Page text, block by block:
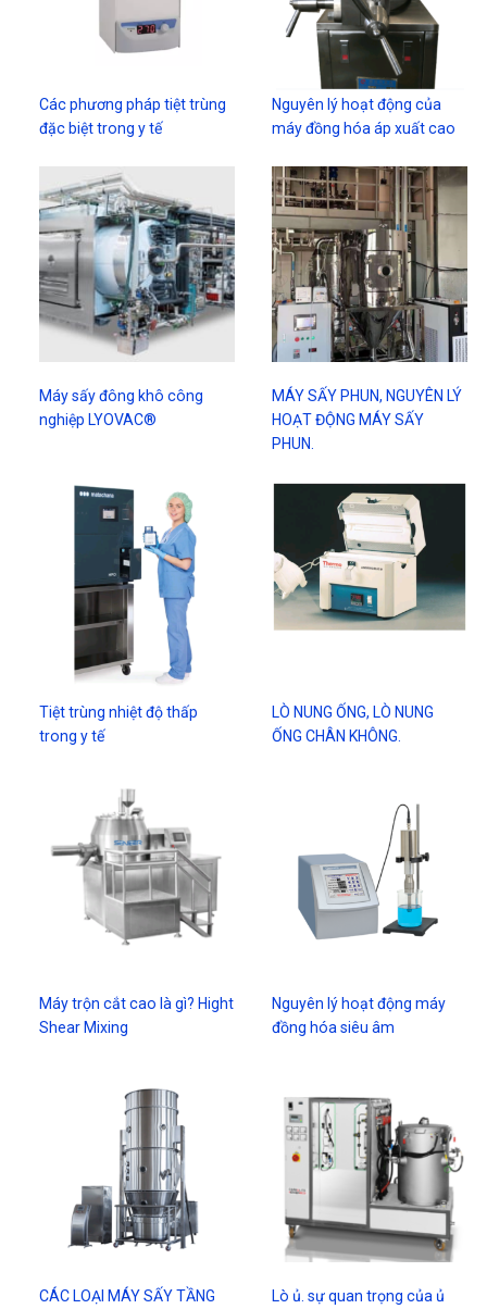
Các phương pháp tiệt trùng
đặc biệt trong y tế
Nguyên lý hoạt động của
máy đồng hóa áp xuất cao
Máy sấy đông khô công
nghiệp LYOVAC®
MÁY SẤY PHUN, NGUYÊN LÝ
HOẠT ĐỘNG MÁY SẤY
PHUN.
Tiệt trùng nhiệt độ thấp
trong y tế
LÒ NUNG ỐNG, LÒ NUNG
ỐNG CHÂN KHÔNG.
Máy trộn cắt cao là gì? Hight
Shear Mixing
Nguyên lý hoạt động máy
đồng hóa siêu âm
CÁC LOẠI MÁY SẤY TẦNG
Lò ủ. sự quan trọng của ủ